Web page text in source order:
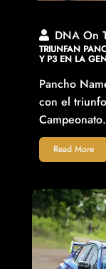
DNA On
TRIUNFAN
Y P3 EN LA
Pancho
con el
Read More